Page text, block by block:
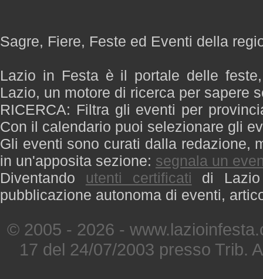
Sagre, Fiere, Feste ed Eventi della
Lazio in Festa è il portale delle
Lazio, un motore di ricerca per sapere
RICERCA: Filtra gli eventi per
Con il calendario puoi selezionare gli
Gli eventi sono curati dalla redazione,
in un'apposita sezione: segnala un
Diventando utenti certificati di
pubblicazione autonoma di eventi,
© 2005 - 2026 -
17 del 24/07/2003 presso Trib.